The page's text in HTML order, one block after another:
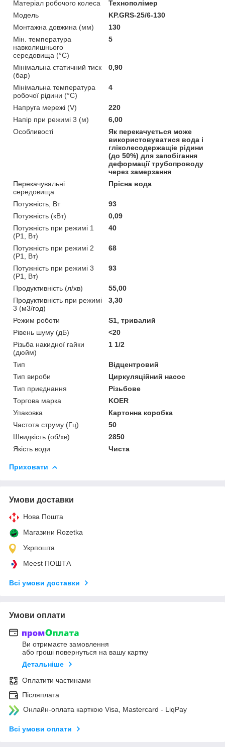
Матеріал робочого колеса
Технополімер
Мoдель
KP.GRS-25/6-130
Монтажна довжина (мм)
130
Мін. температура
навколишнього
середовища (°C)
5
Мінімальна статичний тиск
(бар)
0,90
Мінімальна температура
робочої рідини (°C)
4
Напруга мережі (V)
220
Напір при режимі 3 (м)
6,00
Особливості
Як перекачується може
використовуватися вода і
гліколесодержащіе рідини
(до 50%) для запобігання
деформації трубопроводу
через замерзання
Перекачувальні
середовища
Прісна вода
Потужність, Вт
93
Потужність (кВт)
0,09
Потужність при режимі 1
(P1, Вт)
40
Потужність при режимі 2
(P1, Вт)
68
Потужність при режимі 3
(P1, Вт)
93
Продуктивність (л/хв)
55,00
Продуктивність при режимі
3 (м3/год)
3,30
Режим роботи
S1, тривалий
Рівень шуму (дБ)
<20
Різьба накидної гайки
(дюйм)
1 1/2
Тип
Відцентровий
Тип вироби
Циркуляційний насос
Тип приєднання
Різьбове
Торгова марка
KOER
Упаковка
Картонна коробка
Частота струму (Гц)
50
Швидкість (об/хв)
2850
Якість води
Чиста
Приховати
Умови доставки
Нова Пошта
Магазини Rozetka
Укрпошта
Meest ПОШТА
Всі умови доставки
Умови оплати
Ви отримаєте замовлення
або гроші повернуться на вашу картку
Детальніше
Оплатити частинами
Післяплата
Онлайн-оплата карткою Visa, Mastercard - LiqPay
Всі умови оплати